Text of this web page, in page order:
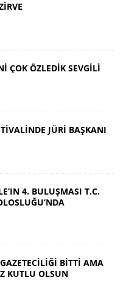
ÇOK ÖZLEDİK SEVGİLİ
JÜRİ BAŞKANI
4. BULUŞMASI T.C.
BİTTİ AMA
KUTLU OLSUN